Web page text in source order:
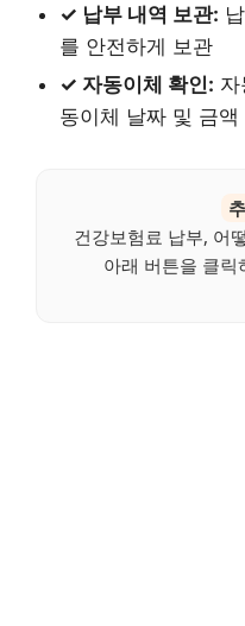
✓ 납부 내역 보관:
를 안전하게 보관
✓ 자동이체 확인:
동이체 날짜 및 금액
건강보험료 납부, 어
아래 버튼을 클릭